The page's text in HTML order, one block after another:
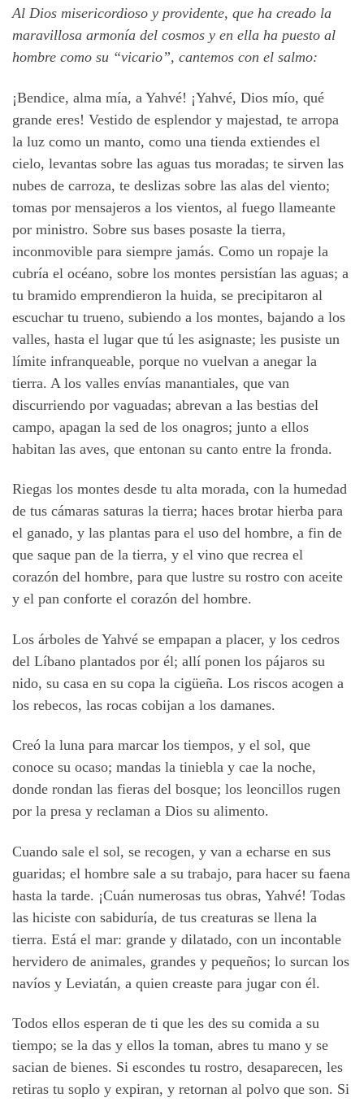
Al Dios misericordioso y providente, que ha creado la
maravillosa armonía del cosmos y en ella ha puesto al
hombre como su “vicario”, cantemos con el salmo:
¡Bendice, alma mía, a Yahvé! ¡Yahvé, Dios mío, qué
grande eres! Vestido de esplendor y majestad, te arropa
la luz como un manto, como una tienda extiendes el
cielo, levantas sobre las aguas tus moradas; te sirven las
nubes de carroza, te deslizas sobre las alas del viento;
tomas por mensajeros a los vientos, al fuego llameante
por ministro. Sobre sus bases posaste la tierra,
inconmovible para siempre jamás. Como un ropaje la
cubría el océano, sobre los montes persistían las aguas; a
tu bramido emprendieron la huida, se precipitaron al
escuchar tu trueno, subiendo a los montes, bajando a los
valles, hasta el lugar que tú les asignaste; les pusiste un
límite infranqueable, porque no vuelvan a anegar la
tierra. A los valles envías manantiales, que van
discurriendo por vaguadas; abrevan a las bestias del
campo, apagan la sed de los onagros; junto a ellos
habitan las aves, que entonan su canto entre la fronda.
Riegas los montes desde tu alta morada, con la humedad
de tus cámaras saturas la tierra; haces brotar hierba para
el ganado, y las plantas para el uso del hombre, a fin de
que saque pan de la tierra, y el vino que recrea el
corazón del hombre, para que lustre su rostro con aceite
y el pan conforte el corazón del hombre.
Los árboles de Yahvé se empapan a placer, y los cedros
del Líbano plantados por él; allí ponen los pájaros su
nido, su casa en su copa la cigüeña. Los riscos acogen a
los rebecos, las rocas cobijan a los damanes.
Creó la luna para marcar los tiempos, y el sol, que
conoce su ocaso; mandas la tiniebla y cae la noche,
donde rondan las fieras del bosque; los leoncillos rugen
por la presa y reclaman a Dios su alimento.
Cuando sale el sol, se recogen, y van a echarse en sus
guaridas; el hombre sale a su trabajo, para hacer su faena
hasta la tarde. ¡Cuán numerosas tus obras, Yahvé! Todas
las hiciste con sabiduría, de tus creaturas se llena la
tierra. Está el mar: grande y dilatado, con un incontable
hervidero de animales, grandes y pequeños; lo surcan los
navíos y Leviatán, a quien creaste para jugar con él.
Todos ellos esperan de ti que les des su comida a su
tiempo; se la das y ellos la toman, abres tu mano y se
sacian de bienes. Si escondes tu rostro, desaparecen, les
retiras tu soplo y expiran, y retornan al polvo que son. Si